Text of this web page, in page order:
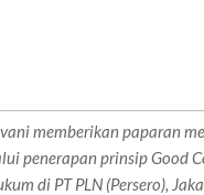
memberikan paparan
penerapan prinsip Good
di PT PLN (Persero),